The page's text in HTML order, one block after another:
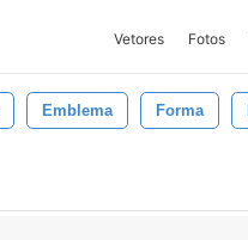
Vetores Fotos
Emblema Forma